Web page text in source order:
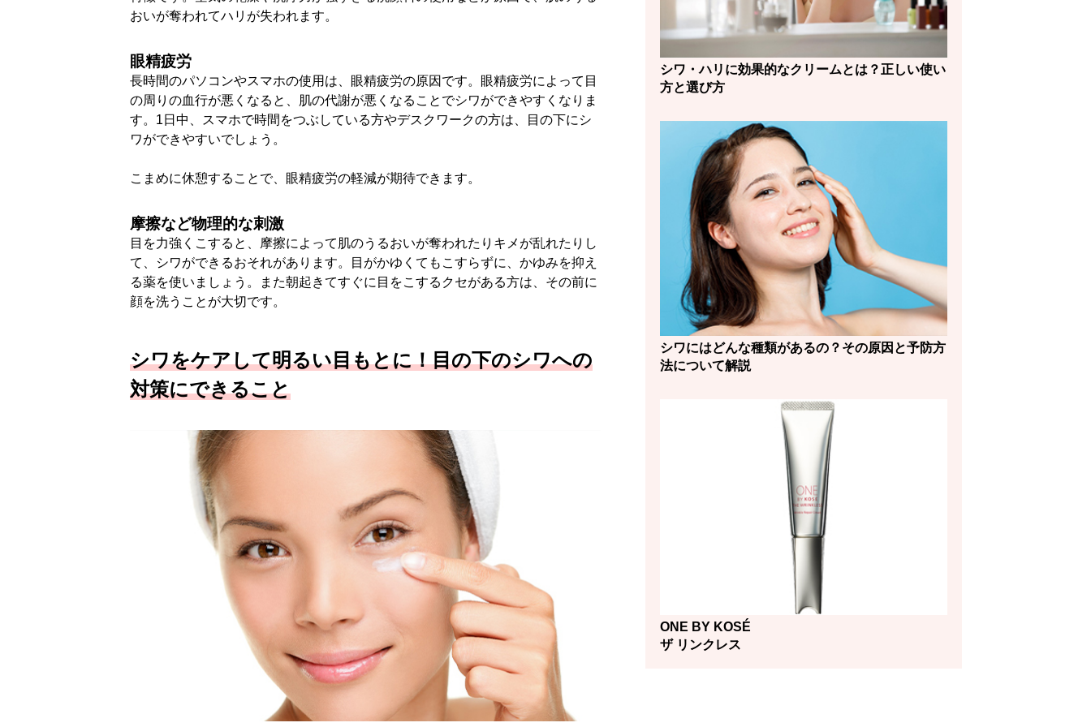
おいが奪われてハリが失われます。
眼精疲労
長時間のパソコンやスマホの使用は、眼精疲労の原因です。眼精疲労によって目
の周りの血行が悪くなると、肌の代謝が悪くなることでシワができやすくなりま
す。1日中、スマホで時間をつぶしている方やデスクワークの方は、目の下にシ
ワができやすいでしょう。
こまめに休憩することで、眼精疲労の軽減が期待できます。
摩擦など物理的な刺激
目を力強くこすると、摩擦によって肌のうるおいが奪われたりキメが乱れたりし
て、シワができるおそれがあります。目がかゆくてもこすらずに、かゆみを抑え
る薬を使いましょう。また朝起きてすぐに目をこするクセがある方は、その前に
顔を洗うことが大切です。
シワをケアして明るい目もとに！目の下のシワへの
対策にできること
シワ・ハリに効果的なクリームとは？正しい使い
方と選び方
シワにはどんな種類があるの？その原因と予防方
法について解説
ONE BY KOSÉ
ザ リンクレス